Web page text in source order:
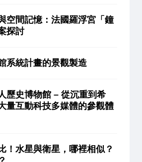
空間記憶：法國羅浮宮「鐘
探討
系統計畫的景觀製造
歷史博物館 – 從沉重到希
量互動科技多媒體的參觀體
！水星與衛星，哪裡相似？